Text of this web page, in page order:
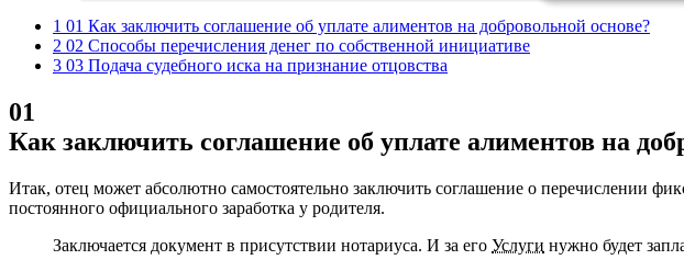
1 01 Как заключить соглашение об уплате алиментов на добровольной основе?
2 02 Способы перечисления денег по собственной инициативе
3 03 Подача судебного иска на признание отцовства
01
Как заключить соглашение об уплате алиментов на
Итак, отец может абсолютно самостоятельно заключить соглашение о перечислении
постоянного официального заработка у родителя.
Заключается документ в присутствии нотариуса. И за его Услуги нужно будет